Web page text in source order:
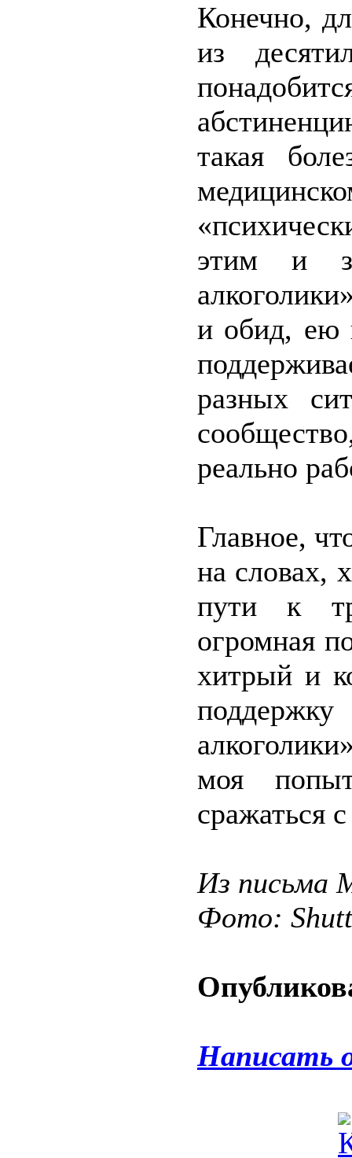
Конечно,
из
такая
этим и
и обид, ею
разных
реально
Главное,
на словах,
пути к
огромная
хитрый и
моя
сражаться
Из письма
Фото:
Написать